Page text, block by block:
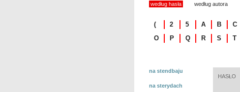
według hasła według autora
( 2 5 A B C
O
P Q R S T
na stendbaju
na sterydach
HASŁO